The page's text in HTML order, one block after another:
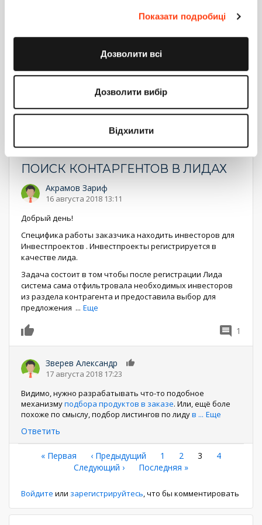
Показати подробиці
Дозволити всі
Дозволити вибір
Відхилити
Нумерация
Первая
« Первая ←
‹ Предыдущий Страница
1 Страница
2
Текущая
3 Страница
4
Следующая
Следующий ›
Последняя
Последняя »
Показать все комментарии (5)
sales_team
ПОИСК КОНТАРГЕНТОВ В ЛИДАХ
Акрамов Зариф
16 августа 2018 13:11
Добрый день!
Специфика работы заказчика находить инвесторов для
Инвестпроектов . Инвестпроекты регистрируется в
качестве лида.
Задача состоит в том чтобы после регистрации Лида
система сама отфильтровала необходимых инвесторов
из раздела контрагента и предоставила выбор для
предложения ... Еще
1
Зверев Александр
17 августа 2018 17:23
Видимо, нужно разрабатывать что-то подобное
механизмуподбора продуктов в заказе. Или, ещё боле
похоже по смыслу, подбор листингов по лидув ... Еще
Ответить
Нумерация
страниц
Первая
страница
« Первая ←
‹ Предыдущий Страница
1 Страница
2
Текущая
3 Страница
4
Следующая
Следующий ›
Последняя
Последняя »
Войдите или зарегистрируйтесь, что бы комментировать